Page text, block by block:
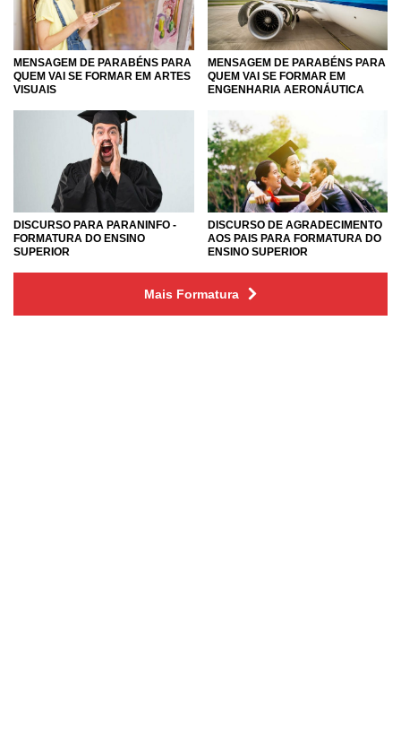
MENSAGEM DE PARABÉNS PARA
QUEM VAI SE FORMAR EM ARTES
VISUAIS
MENSAGEM DE PARABÉNS PARA
QUEM VAI SE FORMAR EM
ENGENHARIA AERONÁUTICA
DISCURSO PARA PARANINFO -
FORMATURA DO ENSINO
SUPERIOR
DISCURSO DE AGRADECIMENTO
AOS PAIS PARA FORMATURA DO
ENSINO SUPERIOR
Mais Formatura